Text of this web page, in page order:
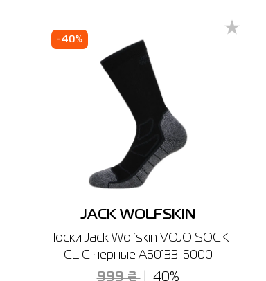
-40%
JACK WOLFSKIN
Носки Jack Wolfskin VOJO SOCK
CL C черные A60133-6000
999 ₴ 40%